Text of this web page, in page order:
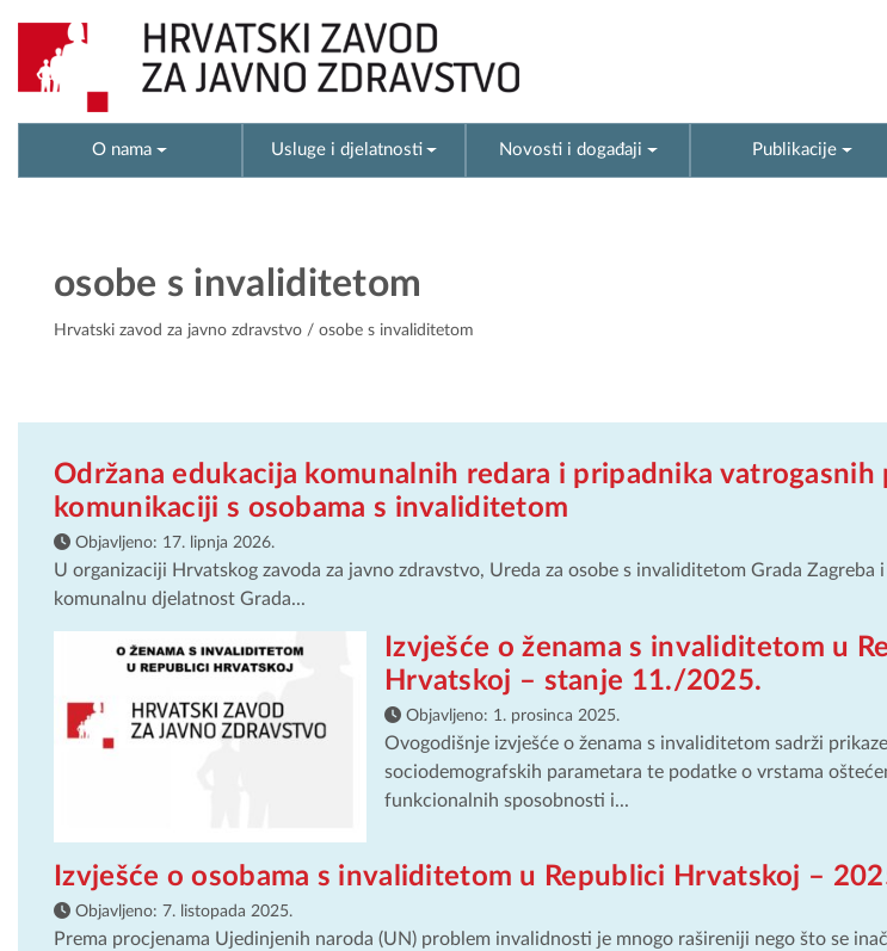
O nama Usluge i djelatnosti Novosti i događaji Publikacije
osobe s invaliditetom
Hrvatski zavod za javno zdravstvo / osobe s invaliditetom
Održana edukacija komunalnih redara i pripadnika
komunikaciji s osobama s invaliditetom
Objavljeno: 17. lipnja 2026.
U organizaciji Hrvatskog zavoda za javno zdravstvo, Ureda za osobe s invaliditetom Grada Zagreba
komunalnu djelatnost Grada...
Izvješće o ženama s invaliditetom u
Hrvatskoj – stanje 11./2025.
Objavljeno: 1. prosinca 2025.
Ovogodišnje izvješće o ženama s invaliditetom sadrži
sociodemografskih parametara te podatke o vrstama
funkcionalnih sposobnosti i...
Izvješće o osobama s invaliditetom u Republici Hrvatskoj –
Objavljeno: 7. listopada 2025.
Prema procjenama Ujedinjenih naroda (UN) problem invalidnosti je mnogo rašireniji nego što se